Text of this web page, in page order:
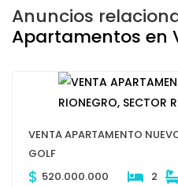
Anuncios
Apartamentos en
VENTA APARTAMENTO
GOLF
$ 520.000.000 2